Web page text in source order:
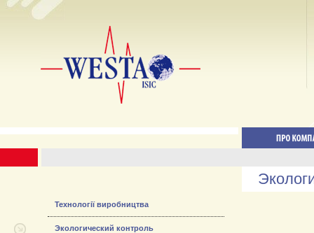
Технології виробництва
Экологический контроль